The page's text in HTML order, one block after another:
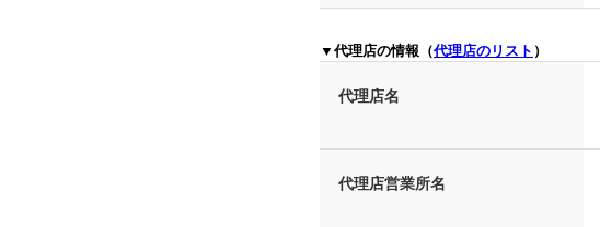
▼代理店の情報（代理店のリスト ）
代理店名
代理店営業所名